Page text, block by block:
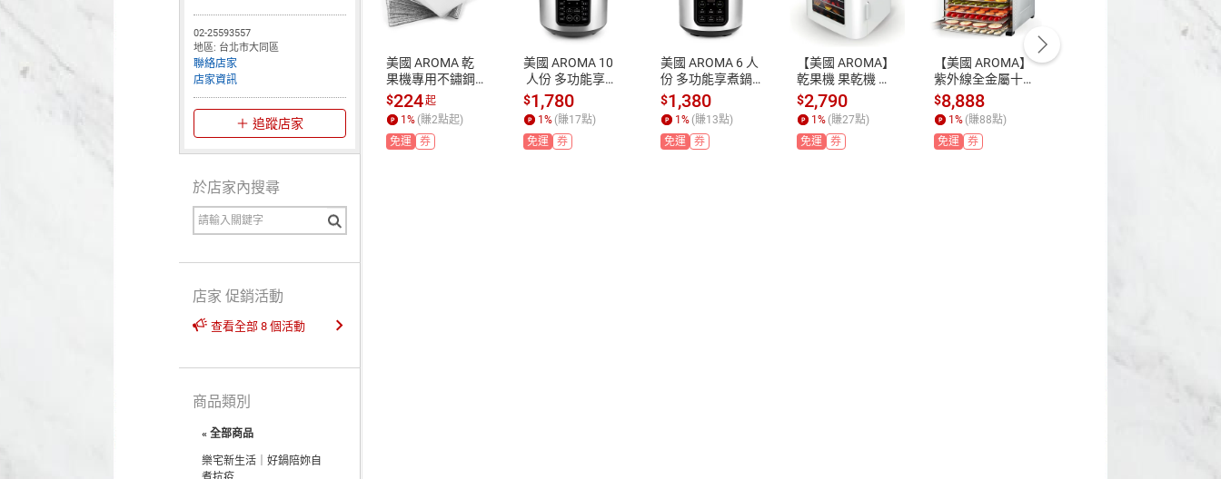
美國 AROMA 乾
果機專用不鏽鋼
層網 / PP細格網 /
承接盤
$224起
1 % (賺2點起)
免運
券
美國 AROMA 10
人份 多功能享煮
鍋 微電腦電子鍋
ARC-5200SB
$1,780
1 % (賺17點)
免運
券
美國 AROMA 6 人
份 多功能享煮鍋
微電腦電子鍋 AR
C-994SB
$1,380
1 % (賺13點)
免運
券
【美國 AROMA】
乾果機 果乾機 食
物乾燥機 小巧四
層款 (領券再折)
(贈彩色食譜) AF
D-310A
$2,790
1% (賺27點)
免運
券
【美國 AROMA】
紫外線全金屬十
層款 乾果機 果乾
機 食物乾燥機 (領
券再折) (贈彩色
食譜) AFD-925SD
$8,888
1% (賺88點)
免運
券
02-25593557
地區: 台北市大同區
聯絡店家
店家資訊
追蹤店家
於店家內搜尋
店家 促銷活動
查看全部 8 個活動
商品類別
« 全部商品
樂宅新生活｜好鍋陪妳自